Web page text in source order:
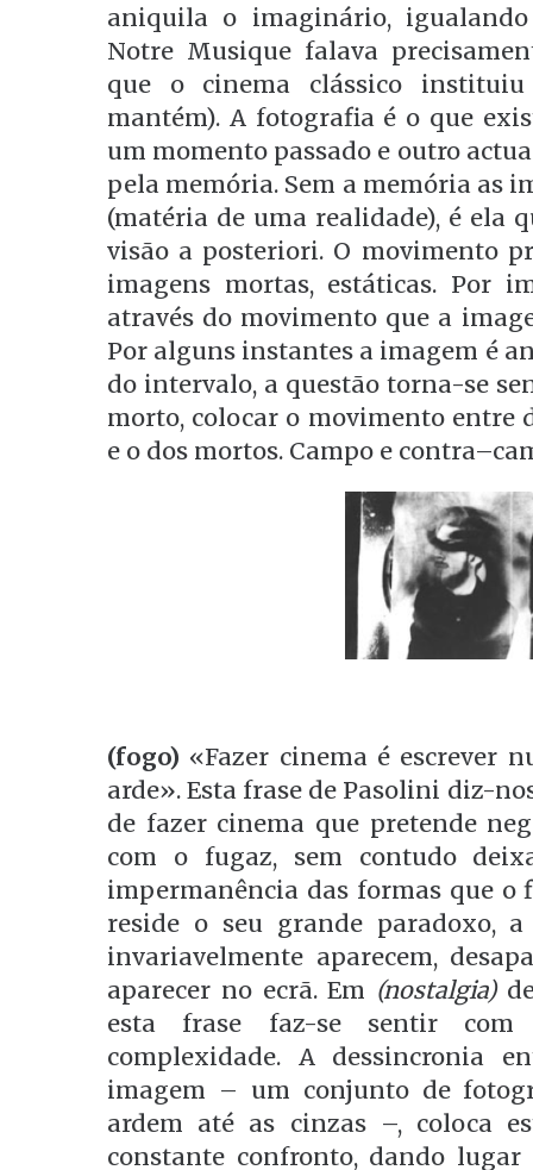
aniquila o imaginário,
Notre Musique falava
que o cinema clássico
mantém). A fotografia é o que
um momento passado e outro
pela memória. Sem a memória as
(matéria de uma realidade), é ela
visão a posteriori. O movimento
imagens mortas, estáticas. Por
através do movimento que a
Por alguns instantes a imagem é
do intervalo, a questão torna-se
morto, colocar o movimento entre
e o dos mortos. Campo e
(fogo) «Fazer cinema é escrever
arde». Esta frase de Pasolini diz-
de fazer cinema que pretende
com o fugaz, sem contudo
impermanência das formas que o
reside o seu grande paradoxo,
invariavelmente aparecem,
aparecer no ecrã. Em (nostalgia)de
esta frase faz-se sentir com
complexidade. A dessincronia
imagem – um conjunto de
ardem até as cinzas –, coloca
constante confronto, dando